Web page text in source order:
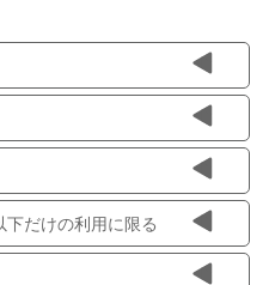
だけの利用に限る